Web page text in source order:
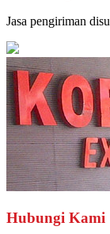
Jasa pengiriman
Hubungi Kami